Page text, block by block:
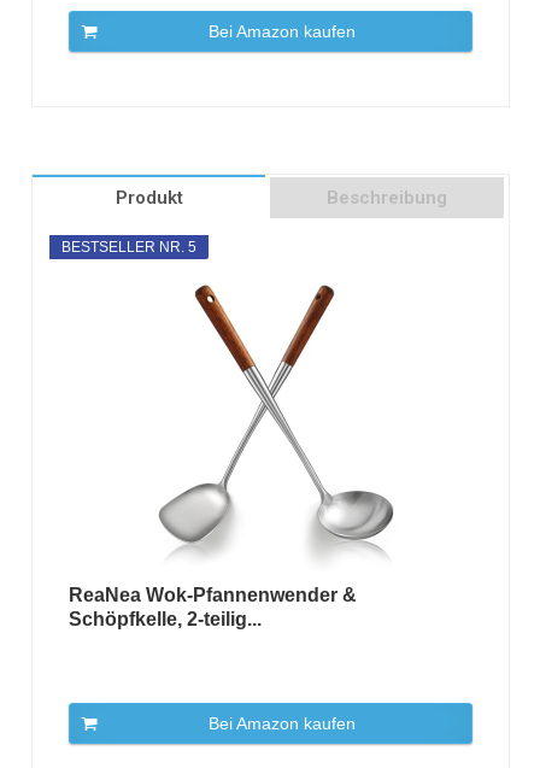
Bei Amazon kaufen
Produkt Beschreibung
BESTSELLER NR. 5
ReaNea Wok-Pfannenwender &
Schöpfkelle, 2-teilig...
Bei Amazon kaufen